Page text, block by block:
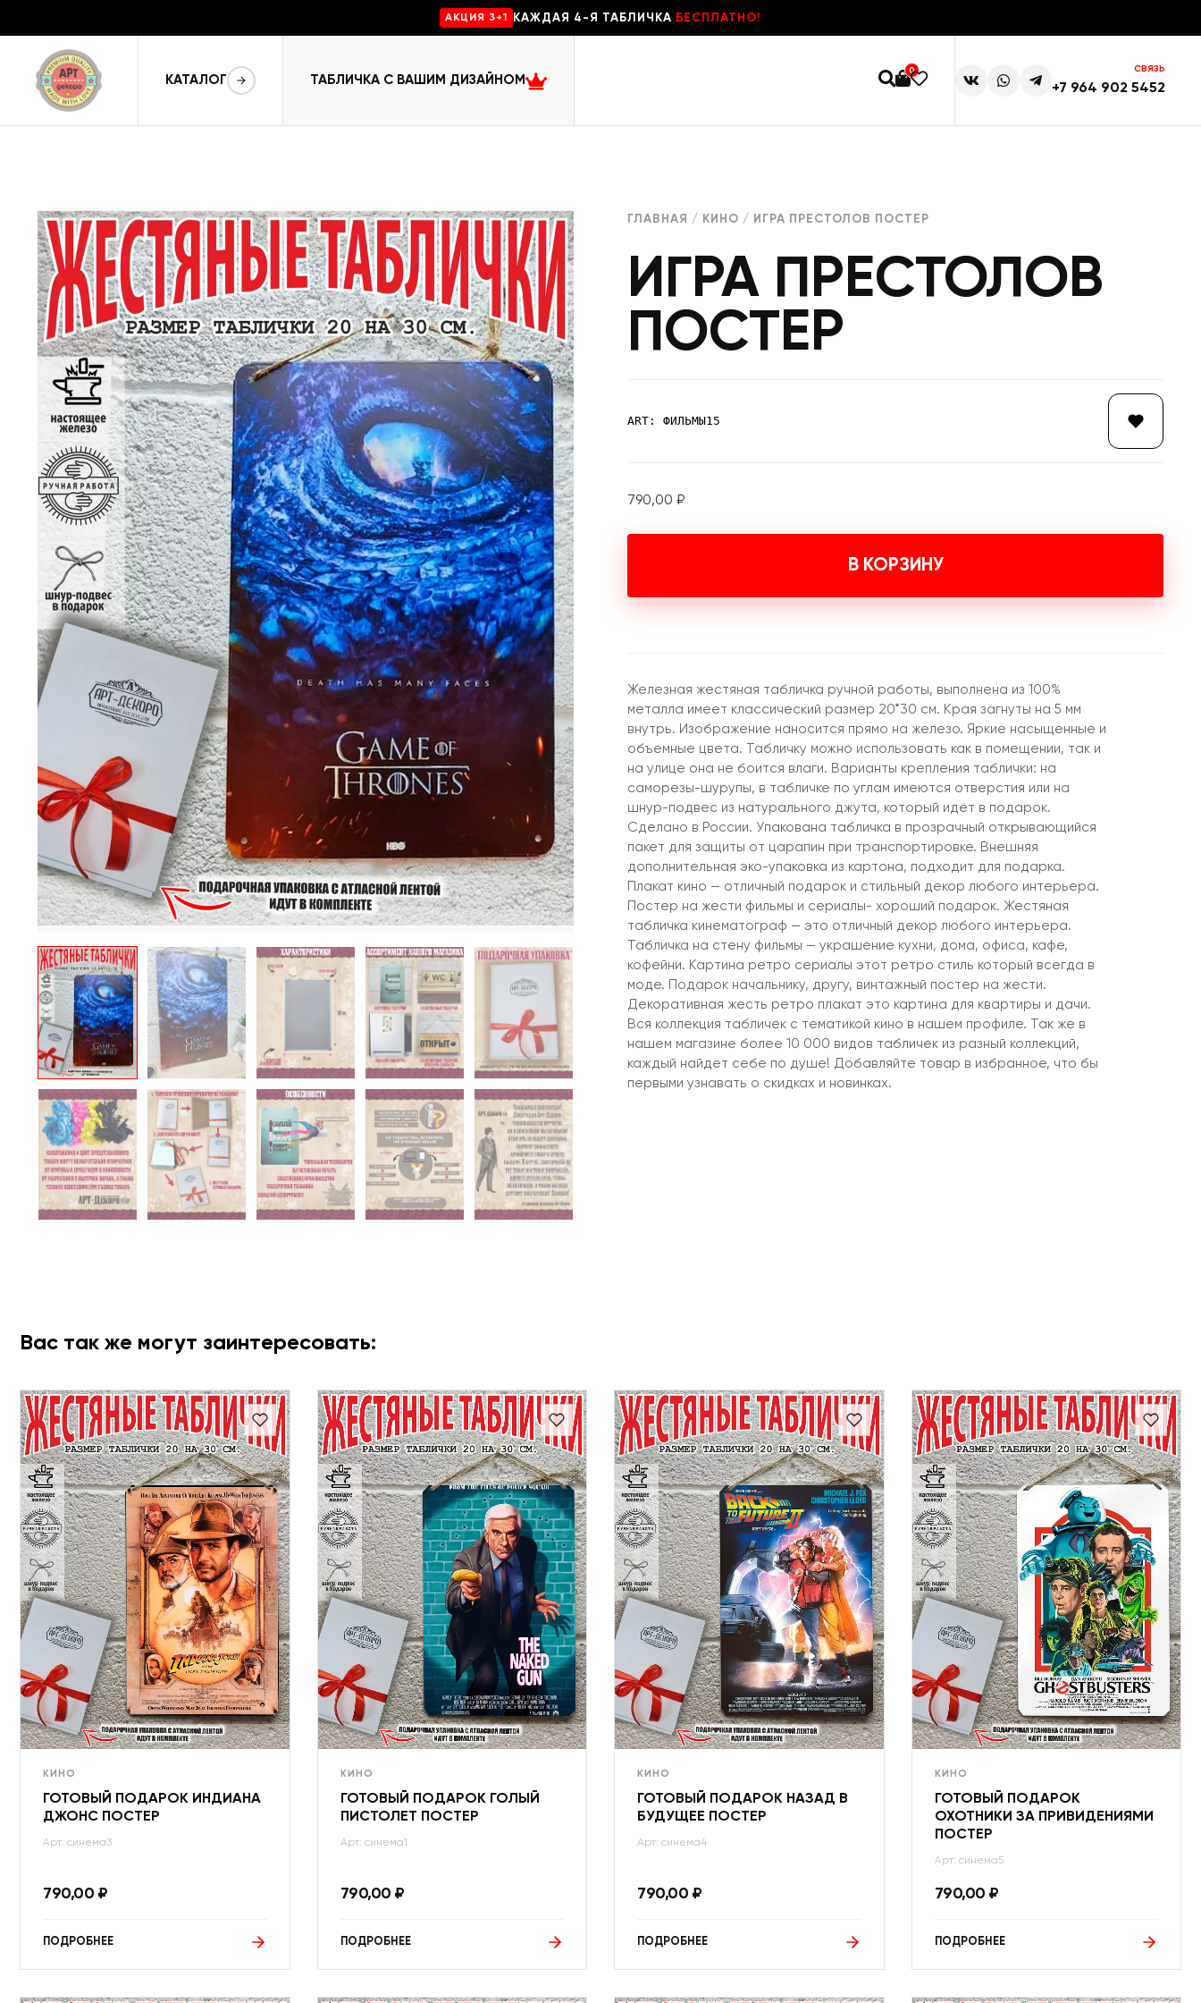
AKЦИЯ 3+1 КАЖДАЯ 4-Я ТАБЛИЧКА БЕСПЛАТНО!
КАТАЛОГ ТАБЛИЧКА С ВАШИМ ДИЗАЙНОМ
0 СВЯЗЬ
+7 964 902 5452
ГЛАВНАЯ / КИНО / ИГРА ПРЕСТОЛОВ ПОСТЕР
ИГРА ПРЕСТОЛОВ
ПОСТЕР
ART: ФИЛЬМЫ15
790,00 ₽
В КОРЗИНУ
Железная жестяная табличка ручной работы, выполнена из 100%
металла имеет классический размер 20*30 см. Края загнуты на 5 мм
внутрь. Изображение наносится прямо на железо. Яркие насыщенные и
объемные цвета. Табличку можно использовать как в помещении, так и
на улице она не боится влаги. Варианты крепления таблички: на
саморезы-шурупы, в табличке по углам имеются отверстия или на
шнур-подвес из натурального джута, который идёт в подарок.
Сделано в России. Упакована табличка в прозрачный открывающийся
пакет для защиты от царапин при транспортировке. Внешняя
дополнительная эко-упаковка из картона, подходит для подарка.
Плакат кино — отличный подарок и стильный декор любого интерьера.
Постер на жести фильмы и сериалы- хороший подарок. Жестяная
табличка кинематограф — это отличный декор любого интерьера.
Табличка на стену фильмы — украшение кухни, дома, офиса, кафе,
кофейни. Картина ретро сериалы этот ретро стиль который всегда в
моде. Подарок начальнику, другу, винтажный постер на жести.
Декоративная жесть ретро плакат это картина для квартиры и дачи.
Вся коллекция табличек с тематикой кино в нашем профиле. Так же в
нашем магазине более 10 000 видов табличек из разный коллекций,
каждый найдет себе по душе! Добавляйте товар в избранное, что бы
первыми узнавать о скидках и новинках.
Вас так же могут заинтересовать:
КИНО
ГОТОВЫЙ ПОДАРОК ИНДИАНА
ДЖОНС ПОСТЕР
Арт: синема3
790,00 ₽
ПОДРОБНЕЕ
КИНО
ГОТОВЫЙ ПОДАРОК ГОЛЫЙ
ПИСТОЛЕТ ПОСТЕР
Арт: синема1
790,00 ₽
ПОДРОБНЕЕ
КИНО
ГОТОВЫЙ ПОДАРОК НАЗАД В
БУДУЩЕЕ ПОСТЕР
Арт: синема4
790,00 ₽
ПОДРОБНЕЕ
КИНО
ГОТОВЫЙ ПОДАРОК
ОХОТНИКИ ЗА ПРИВИДЕНИЯМИ
ПОСТЕР
Арт: синема5
790,00 ₽
ПОДРОБНЕЕ